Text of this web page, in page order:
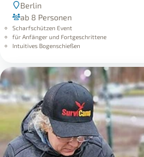
Berlin
ab 8 Personen
Scharfschützen Event
für Anfänger und Fortgeschrittene
Intuitives Bogenschießen